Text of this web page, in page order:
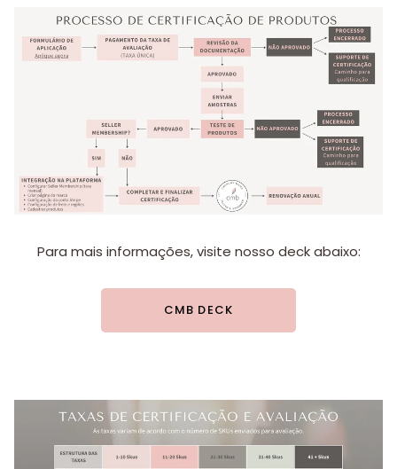
Para mais informações, visite nosso deck abaixo:
CMB DECK